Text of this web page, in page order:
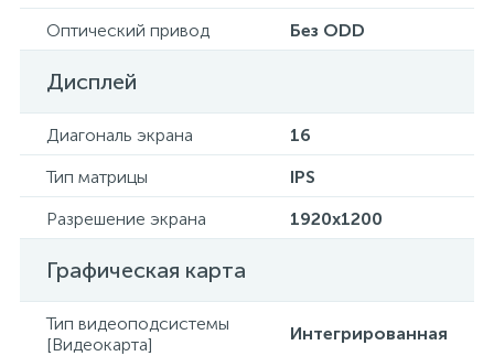
Оптический привод
Без ODD
Дисплей
Диагональ экрана
16
Тип матрицы
IPS
Разрешение экрана
1920x1200
Графическая карта
Тип видеоподсистемы
[Видеокарта]
Интегрированная